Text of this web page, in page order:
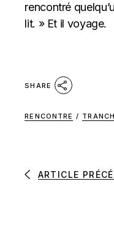
rencontré
lit. » Et il voyage.
SHARE
RENCONTRE /
ARTICLE